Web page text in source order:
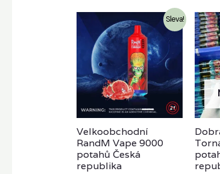
Sleva!
Velkoobchodní
RandM Vape 9000
potahů Česká
republika